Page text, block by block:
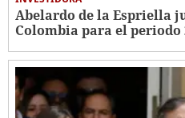
Abelardo de la Espriella
Colombia para el periodo